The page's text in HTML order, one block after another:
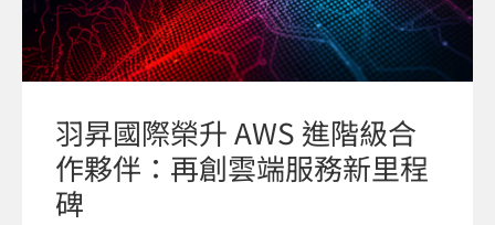
羽昇國際榮升 AWS 進階級合
作夥伴：再創雲端服務新里程
碑